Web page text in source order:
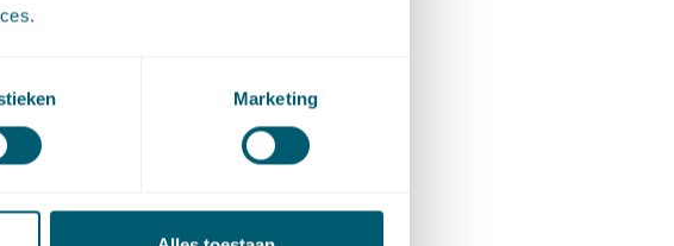
Marketing
van de
om de
jaren zal lijden te